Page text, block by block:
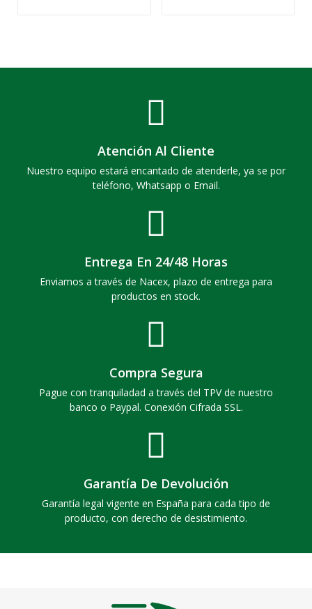
Atención Al Cliente
Nuestro equipo estará encantado de atenderle, ya se por
teléfono, Whatsapp o Email.
Entrega En 24/48 Horas
Enviamos a través de Nacex, plazo de entrega para
productos en stock.
Compra Segura
Pague con tranquiladad a través del TPV de nuestro
banco o Paypal. Conexión Cifrada SSL.
Garantía De Devolución
Garantía legal vigente en España para cada tipo de
producto, con derecho de desistimiento.